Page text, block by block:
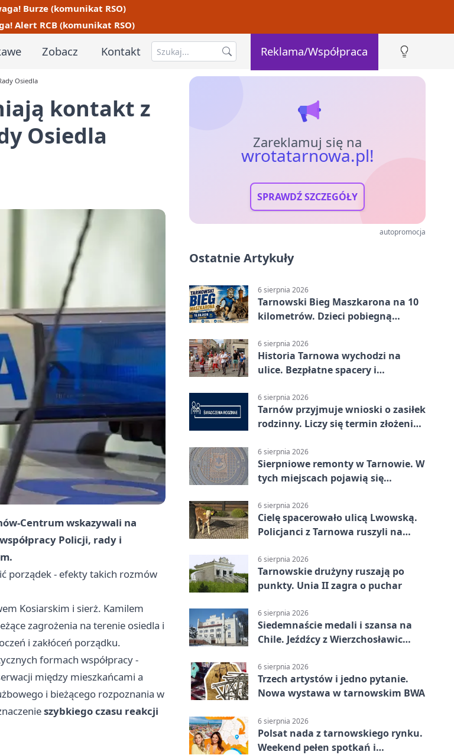
Burze (komunikat RSO)
Alert RCB (komunikat RSO)
Zobacz Kontakt Reklama/Współpraca
Osiedla
kontakt z
Osiedla
Centrum wskazywali na
Policji, rady i
porządek - efekty takich rozmów
Kosiarskim i sierż. Kamilem
zagrożenia na terenie osiedla i
i zakłóceń porządku.
formach współpracy -
między mieszkańcami a
i bieżącego rozpoznania w
szybkiego czasu reakcji
Zareklamuj się na
wrotatarnowa.pl!
SPRAWDŹ SZCZEGÓŁY
autopromocja
Ostatnie Artykuły
6 sierpnia 2026
Tarnowski Bieg Maszkarona na 10
kilometrów. Dzieci pobiegną
6 sierpnia 2026
Historia Tarnowa wychodzi na
ulice. Bezpłatne spacery i
6 sierpnia 2026
Tarnów przyjmuje wnioski o zasiłek
rodzinny. Liczy się termin złożenia
6 sierpnia 2026
Sierpniowe remonty w Tarnowie. W
tych miejscach pojawią się
6 sierpnia 2026
Cielę spacerowało ulicą Lwowską.
Policjanci z Tarnowa ruszyli na
6 sierpnia 2026
Tarnowskie drużyny ruszają po
punkty. Unia II zagra o puchar
6 sierpnia 2026
Siedemnaście medali i szansa na
Chile. Jeźdźcy z Wierzchosławic
6 sierpnia 2026
Trzech artystów i jedno pytanie.
Nowa wystawa w tarnowskim BWA
6 sierpnia 2026
Polsat nada z tarnowskiego rynku.
Weekend pełen spotkań i